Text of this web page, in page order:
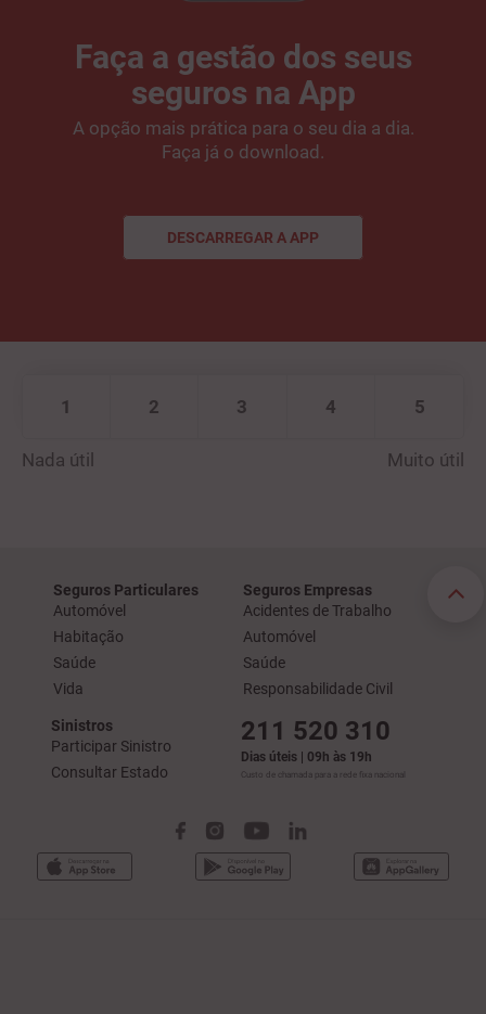
Faça a gestão dos seus
seguros na App
A opção mais prática para o seu dia a dia.
Faça já o download.
DESCARREGAR A APP
Nada útil
1 2 3 4 5
Muito útil
Seguros Particulares
Automóvel
Habitação
Saúde
Vida
Seguros Empresas
Acidentes de Trabalho
Automóvel
Saúde
Responsabilidade Civil
Sinistros
Participar Sinistro
Consultar Estado
211 520 310
Dias úteis | 09h às 19h
Custo de chamada para a rede fixa nacional